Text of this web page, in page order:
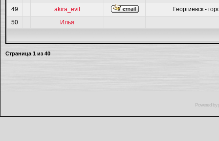
49
akira_evil
Георгиевск -
50
Илья
Страница 1 из 40
Powered by